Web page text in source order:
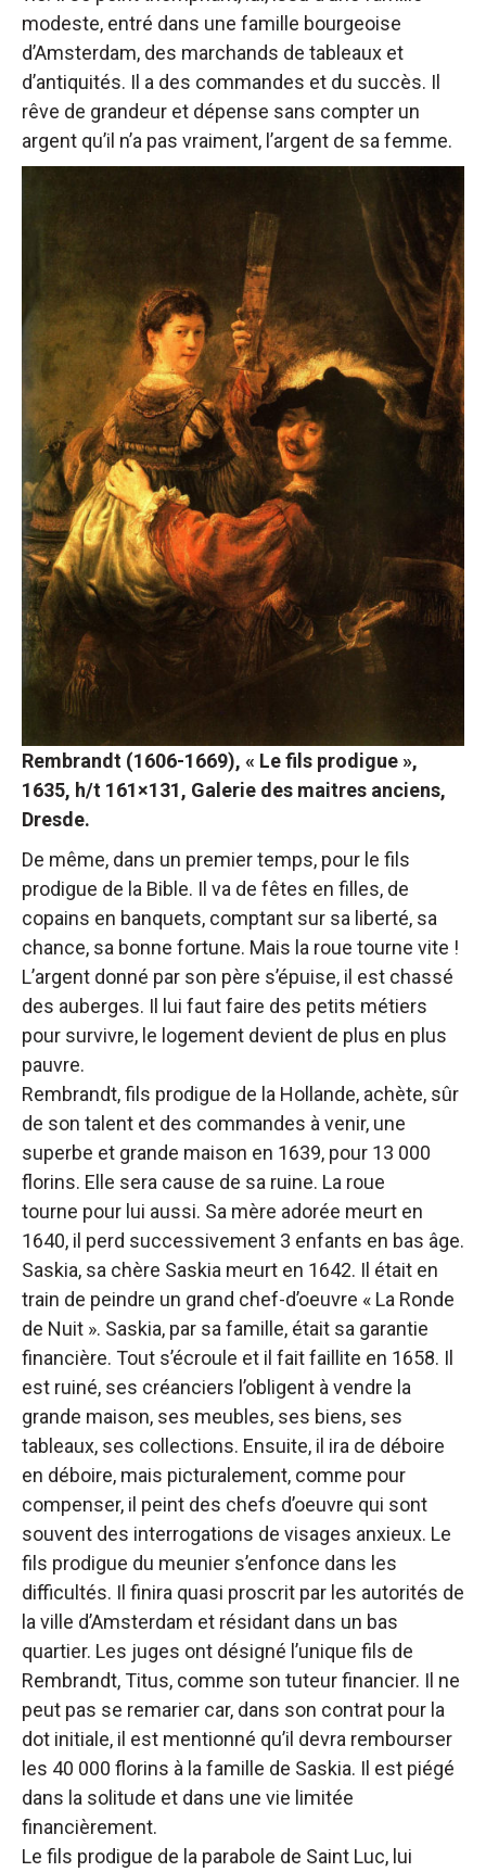
modeste, entré dans une famille bourgeoise
d’Amsterdam, des marchands de tableaux et
d’antiquités. Il a des commandes et du succès. Il
rêve de grandeur et dépense sans compter un
argent qu’il n’a pas vraiment, l’argent de sa femme.
Rembrandt (1606-1669), « Le fils prodigue »,
1635, h/t 161×131, Galerie des maitres anciens,
Dresde.
De même, dans un premier temps, pour le fils
prodigue de la Bible. Il va de fêtes en filles, de
copains en banquets, comptant sur sa liberté, sa
chance, sa bonne fortune. Mais la roue tourne vite !
L’argent donné par son père s’épuise, il est chassé
des auberges. Il lui faut faire des petits métiers
pour survivre, le logement devient de plus en plus
pauvre.
Rembrandt, fils prodigue de la Hollande, achète, sûr
de son talent et des commandes à venir, une
superbe et grande maison en 1639, pour 13 000
florins. Elle sera cause de sa ruine. La roue
tourne pour lui aussi. Sa mère adorée meurt en
1640, il perd successivement 3 enfants en bas âge.
Saskia, sa chère Saskia meurt en 1642. Il était en
train de peindre un grand chef-d’oeuvre « La Ronde
de Nuit ». Saskia, par sa famille, était sa garantie
financière. Tout s’écroule et il fait faillite en 1658. Il
est ruiné, ses créanciers l’obligent à vendre la
grande maison, ses meubles, ses biens, ses
tableaux, ses collections. Ensuite, il ira de déboire
en déboire, mais picturalement, comme pour
compenser, il peint des chefs d’oeuvre qui sont
souvent des interrogations de visages anxieux. Le
fils prodigue du meunier s’enfonce dans les
difficultés. Il finira quasi proscrit par les autorités de
la ville d’Amsterdam et résidant dans un bas
quartier. Les juges ont désigné l’unique fils de
Rembrandt, Titus, comme son tuteur financier. Il ne
peut pas se remarier car, dans son contrat pour la
dot initiale, il est mentionné qu’il devra rembourser
les 40 000 florins à la famille de Saskia. Il est piégé
dans la solitude et dans une vie limitée
financièrement.
Le fils prodigue de la parabole de Saint Luc, lui